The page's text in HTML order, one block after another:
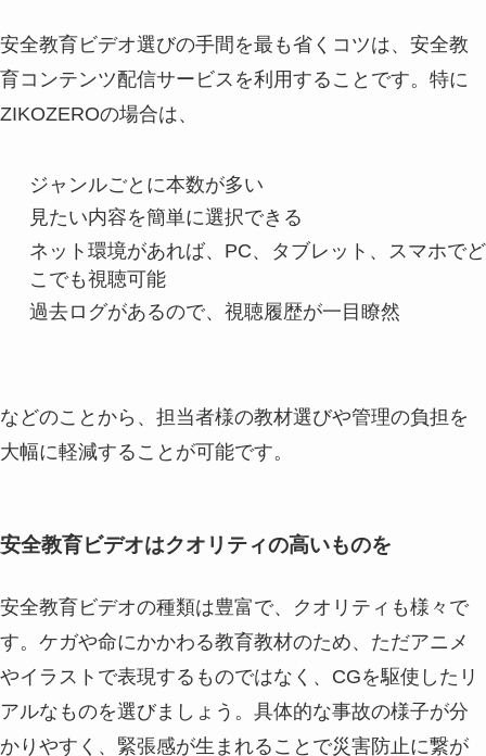
安全教育ビデオ選びの手間を最も省くコツは、安全教
育コンテンツ配信サービスを利用することです。特に
ZIKOZEROの場合は、
ジャンルごとに本数が多い
見たい内容を簡単に選択できる
ネット環境があれば、PC、タブレット、スマホでど
こでも視聴可能
過去ログがあるので、視聴履歴が一目瞭然
などのことから、担当者様の教材選びや管理の負担を
大幅に軽減することが可能です。
安全教育ビデオはクオリティの高いものを
安全教育ビデオの種類は豊富で、クオリティも様々で
す。ケガや命にかかわる教育教材のため、ただアニメ
やイラストで表現するものではなく、CGを駆使したリ
アルなものを選びましょう。具体的な事故の様子が分
かりやすく、緊張感が生まれることで災害防止に繋が